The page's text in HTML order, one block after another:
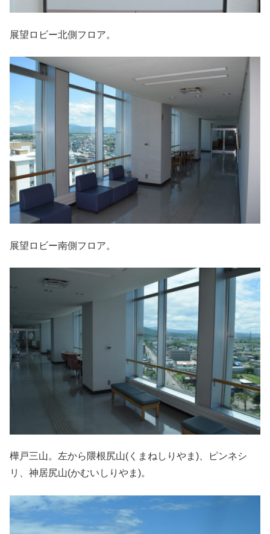
展望ロビー北側フロア。
展望ロビー南側フロア。
樺戸三山。左から隈根尻山(くまねしりやま)、ピンネシ
リ、神居尻山(かむいしりやま)。